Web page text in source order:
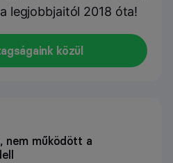
legjobbjaitól 2018 óta!
közül
nem működött a